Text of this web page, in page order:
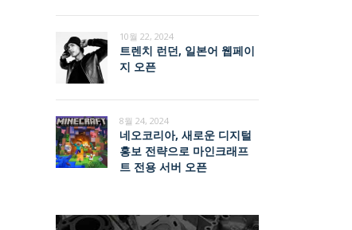
10월 22, 2024
트렌치 런던, 일본어 웹페이
지 오픈
8월 24, 2024
네오코리아, 새로운 디지털
홍보 전략으로 마인크래프
트 전용 서버 오픈